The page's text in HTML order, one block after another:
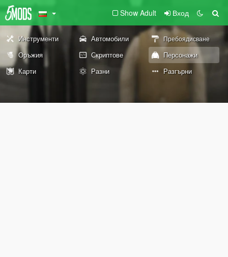
Show Adult Вход
Инструменти Автомобили Пребоядисване
Оръжия Скриптове
Персонажи
Карти
Разни Разгърни